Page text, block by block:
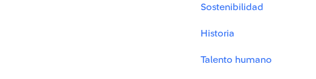
Sostenibilidad
Historia
Talento humano